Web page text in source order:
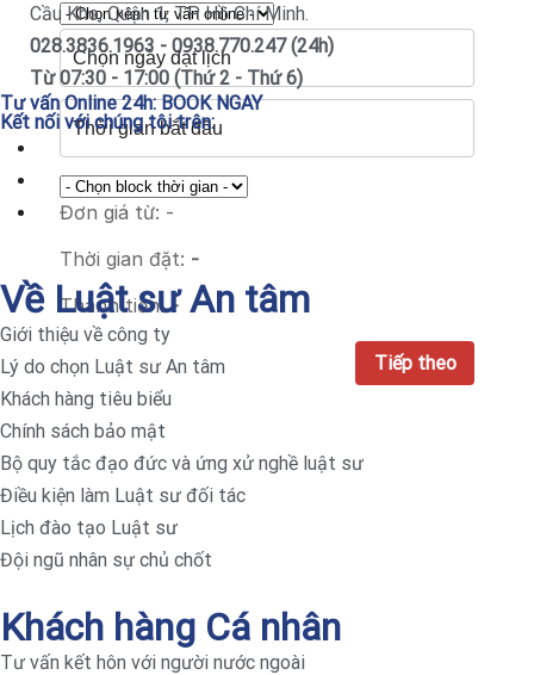
Đơn giá từ: -
Thời gian đặt: -
Thành tiền:-
Cầu Kho, Quận 1, TP. Hồ Chí Minh.
028.3836.1963 - 0938.770.247 (24h)
Từ 07:30 - 17:00 (Thứ 2 - Thứ 6)
Tư vấn Online 24h:BOOK NGAY
Kết nối với chúng tôi trên:
Về Luật sư An tâm
Giới thiệu về công ty
Lý do chọn Luật sư An tâm
Khách hàng tiêu biểu
Chính sách bảo mật
Bộ quy tắc đạo đức và ứng xử nghề luật sư
Điều kiện làm Luật sư đối tác
Lịch đào tạo Luật sư
Đội ngũ nhân sự chủ chốt
Khách hàng Cá nhân
Tư vấn kết hôn với người nước ngoài